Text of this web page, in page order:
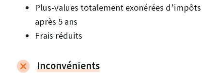
Plus-values totalement exonérées d’impôts
après 5 ans
Frais réduits
Inconvénients